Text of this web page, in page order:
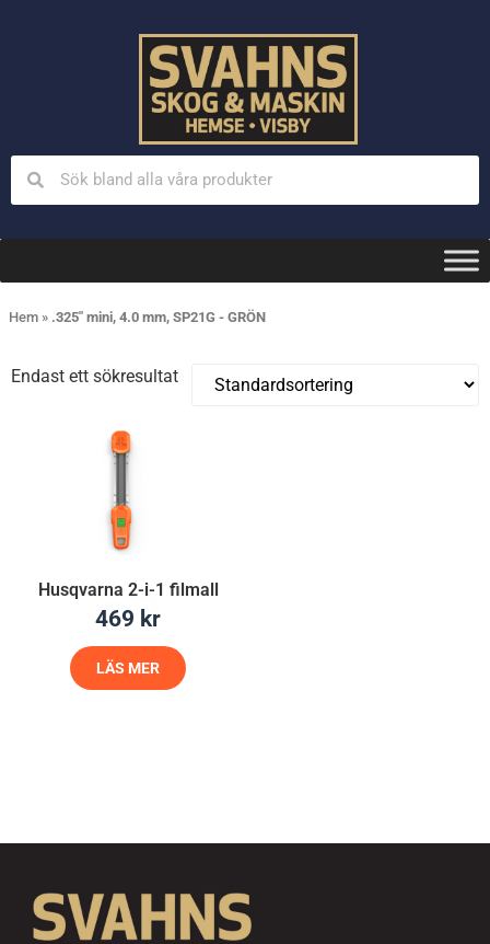
Hem » .325" mini, 4.0 mm, SP21G - GRÖN
Endast ett sökresultat
Husqvarna 2-i-1 filmall
469 kr
LÄS MER